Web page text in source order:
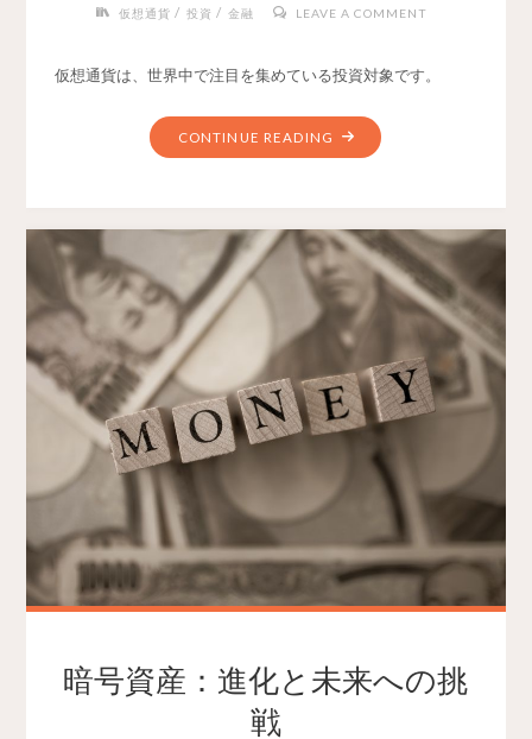
仮想通貨 / 投資 / 金融 LEAVE A COMMENT
仮想通貨は、世界中で注目を集めている投資対象です。
CONTINUE READING
暗号資産：進化と未来への挑
戦